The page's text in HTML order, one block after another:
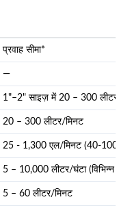
प्रवाह सीमा*
—
1"–2" साइज़ में 20 – 300 लीटर/
20 – 300 लीटर/मिनट
25 - 1,300 एल/मिनट (40-100
5 – 10,000 लीटर/घंटा (विभिन्न
5 – 60 लीटर/मिनट